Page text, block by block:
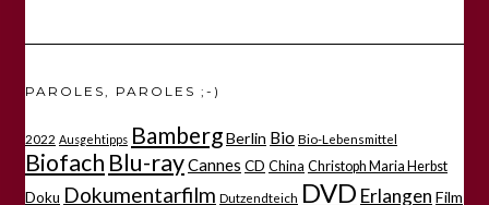
PAROLES, PAROLES ;-)
2022 Ausgehtipps BambergBerlin Bio Bio-Lebensmittel
Biofach Blu-rayCannes CD China Christoph Maria Herbst
Doku Dokumentarfilm Dutzendteich DVD Erlangen Film